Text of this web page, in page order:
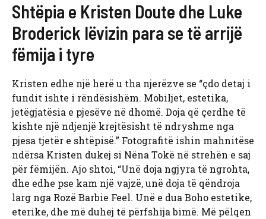
Shtëpia e Kristen Doute dhe Luke
Broderick lëvizin para se të arrijë
fëmija i tyre
Kristen edhe një herë u tha njerëzve se “çdo detaj i
fundit ishte i rëndësishëm. Mobiljet, estetika,
jetëgjatësia e pjesëve në dhomë. Doja që çerdhe të
kishte një ndjenjë krejtësisht të ndryshme nga
pjesa tjetër e shtëpisë.” Fotografitë ishin mahnitëse
ndërsa Kristen dukej si Nëna Tokë në strehën e saj
për fëmijën. Ajo shtoi, “Unë doja ngjyra të ngrohta,
dhe edhe pse kam një vajzë, unë doja të qëndroja
larg nga Rozë Barbie Feel. Unë e dua Boho estetike,
eterike, dhe më duhej të përfshija bimë. Më pëlqen